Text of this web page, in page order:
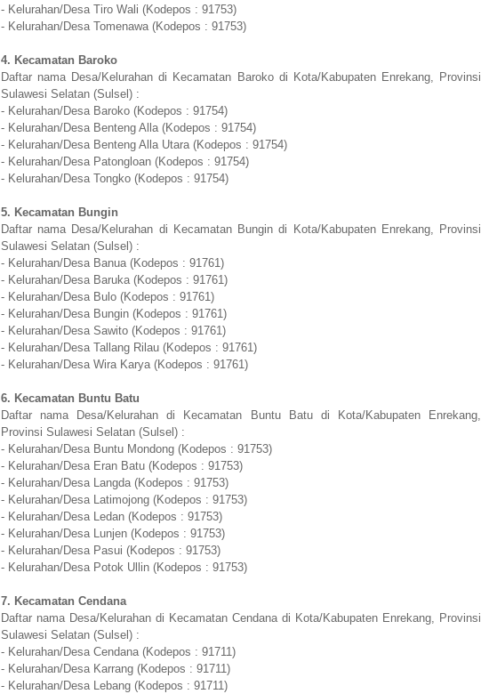
- Kelurahan/Desa Tiro Wali (Kodepos : 91753)
- Kelurahan/Desa Tomenawa (Kodepos : 91753)
4. Kecamatan Baroko
Daftar nama Desa/Kelurahan di Kecamatan Baroko di Kota/Kabupaten Enrekang, Provinsi
Sulawesi Selatan (Sulsel) :
- Kelurahan/Desa Baroko (Kodepos : 91754)
- Kelurahan/Desa Benteng Alla (Kodepos : 91754)
- Kelurahan/Desa Benteng Alla Utara (Kodepos : 91754)
- Kelurahan/Desa Patongloan (Kodepos : 91754)
- Kelurahan/Desa Tongko (Kodepos : 91754)
5. Kecamatan Bungin
Daftar nama Desa/Kelurahan di Kecamatan Bungin di Kota/Kabupaten Enrekang, Provinsi
Sulawesi Selatan (Sulsel) :
- Kelurahan/Desa Banua (Kodepos : 91761)
- Kelurahan/Desa Baruka (Kodepos : 91761)
- Kelurahan/Desa Bulo (Kodepos : 91761)
- Kelurahan/Desa Bungin (Kodepos : 91761)
- Kelurahan/Desa Sawito (Kodepos : 91761)
- Kelurahan/Desa Tallang Rilau (Kodepos : 91761)
- Kelurahan/Desa Wira Karya (Kodepos : 91761)
6. Kecamatan Buntu Batu
Daftar nama Desa/Kelurahan di Kecamatan Buntu Batu di Kota/Kabupaten Enrekang,
Provinsi Sulawesi Selatan (Sulsel) :
- Kelurahan/Desa Buntu Mondong (Kodepos : 91753)
- Kelurahan/Desa Eran Batu (Kodepos : 91753)
- Kelurahan/Desa Langda (Kodepos : 91753)
- Kelurahan/Desa Latimojong (Kodepos : 91753)
- Kelurahan/Desa Ledan (Kodepos : 91753)
- Kelurahan/Desa Lunjen (Kodepos : 91753)
- Kelurahan/Desa Pasui (Kodepos : 91753)
- Kelurahan/Desa Potok Ullin (Kodepos : 91753)
7. Kecamatan Cendana
Daftar nama Desa/Kelurahan di Kecamatan Cendana di Kota/Kabupaten Enrekang, Provinsi
Sulawesi Selatan (Sulsel) :
- Kelurahan/Desa Cendana (Kodepos : 91711)
- Kelurahan/Desa Karrang (Kodepos : 91711)
- Kelurahan/Desa Lebang (Kodepos : 91711)